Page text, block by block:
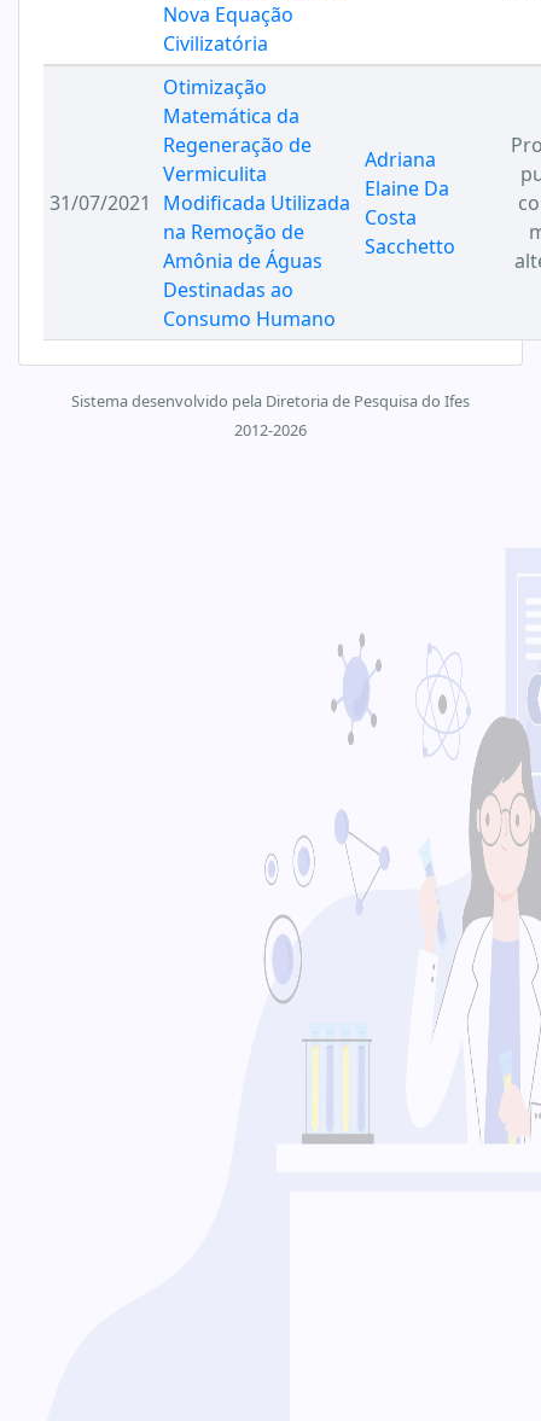
Nova Equação
Civilizatória
31/07/2021
Otimização
Matemática da
Regeneração de
Vermiculita
Modificada Utilizada
na Remoção de
Amônia de Águas
Destinadas ao
Consumo Humano
Adriana
Elaine Da
Costa
Sacchetto
Sistema desenvolvido pela Diretoria de Pesquisa do Ifes
2012-2026